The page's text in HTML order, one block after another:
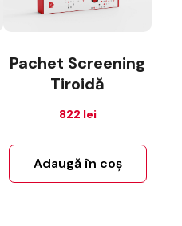
Pachet Screening
Tiroidă
822 lei
Adaugă în coș